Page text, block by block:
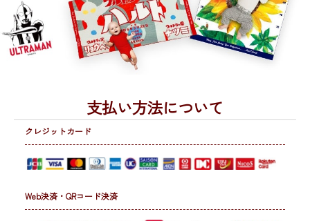
支払い方法について
クレジットカード
Web決済・QRコード決済